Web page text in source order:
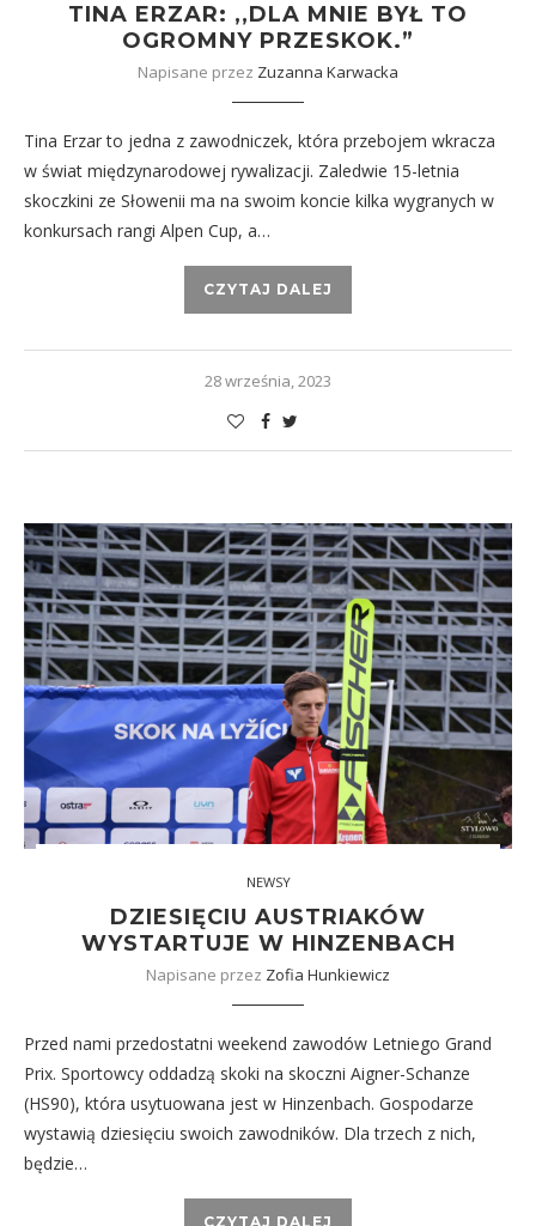
TINA ERZAR: ,,DLA MNIE BYŁ TO
OGROMNY PRZESKOK.”
Napisane przez Zuzanna Karwacka
Tina Erzar to jedna z zawodniczek, która przebojem wkracza
w świat międzynarodowej rywalizacji. Zaledwie 15-letnia
skoczkini ze Słowenii ma na swoim koncie kilka wygranych w
konkursach rangi Alpen Cup, a…
CZYTAJ DALEJ
28 września, 2023
NEWSY
DZIESIĘCIU AUSTRIAKÓW
WYSTARTUJE W HINZENBACH
Napisane przez Zofia Hunkiewicz
Przed nami przedostatni weekend zawodów Letniego Grand
Prix. Sportowcy oddadzą skoki na skoczni Aigner-Schanze
(HS90), która usytuowana jest w Hinzenbach. Gospodarze
wystawią dziesięciu swoich zawodników. Dla trzech z nich,
będzie…
CZYTAJ DALEJ